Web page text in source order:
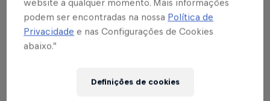
Paulista Sub-15 e Sub-
17
website a qualquer momento. Mais informações
podem ser encontradas na nossa Política de
Privacidade e nas Configurações de Cookies
abaixo.”
Definições de cookies